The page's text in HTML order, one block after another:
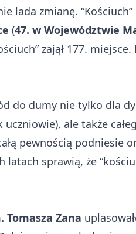
lada zmianę. “Kościuch”
(47. w Województwie
zajął 177.
do dumy nie tylko dla
ale także
pewnością podniesie
sprawią, że
Tomasza Zana